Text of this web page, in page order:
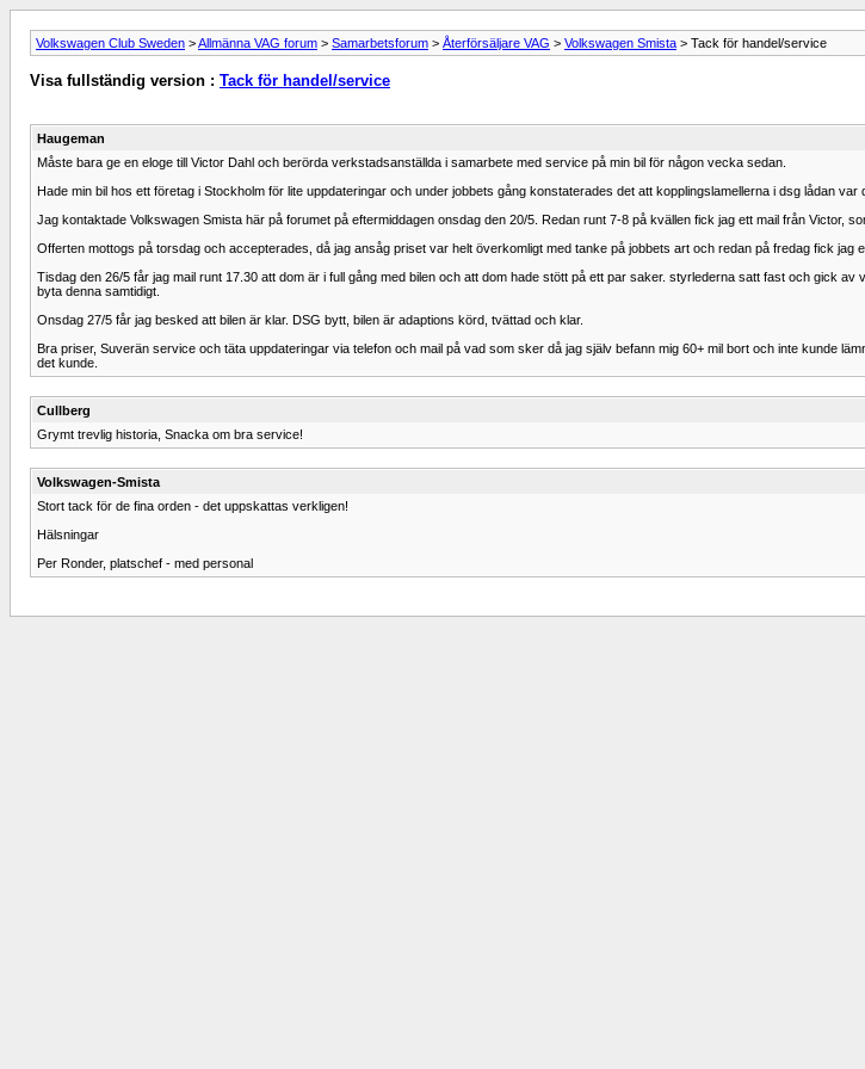
Volkswagen Club Sweden >Allmänna VAG forum > Samarbetsforum > Återförsäljare VAG > Volkswagen Smista > Tack för handel/service
Visa fullständig version : Tack för handel/service
Haugeman
Måste bara ge en eloge till Victor Dahl och berörda verkstadsanställda i samarbete med service på min bil för någon vecka sedan.
Hade min bil hos ett företag i Stockholm för lite uppdateringar och under jobbets gång konstaterades det att kopplingslamellerna i dsg lådan var
Jag kontaktade Volkswagen Smista här på forumet på eftermiddagen onsdag den 20/5. Redan runt 7-8 på kvällen fick jag ett mail från
Offerten mottogs på torsdag och accepterades, då jag ansåg priset var helt överkomligt med tanke på jobbets art och redan på fredag fick
Tisdag den 26/5 får jag mail runt 17.30 att dom är i full gång med bilen och att dom hade stött på ett par saker. styrlederna satt fast och gick
byta denna samtidigt.
Onsdag 27/5 får jag besked att bilen är klar. DSG bytt, bilen är adaptions körd, tvättad och klar.
Bra priser, Suverän service och täta uppdateringar via telefon och mail på vad som sker då jag själv befann mig 60+ mil bort och inte kunde
det kunde.
Cullberg
Grymt trevlig historia, Snacka om bra service!
Volkswagen-Smista
Stort tack för de fina orden - det uppskattas verkligen!
Hälsningar
Per Ronder, platschef - med personal